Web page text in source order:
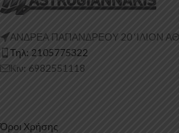
ΑΝΔΡΕΑ ΠΑΠΑΝΔΡΕΟΥ 20 ‘ΙΛΙΟΝ
Τηλ: 2105775322
Κιν: 6982551118
Όροι Χρήσης